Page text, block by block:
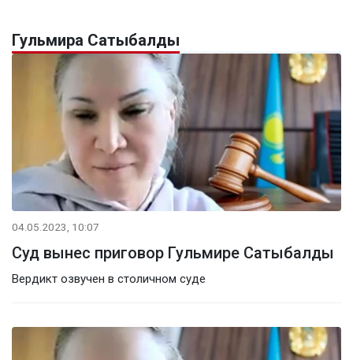
Гульмира Сатыбалды
04.05.2023, 10:07
Суд вынес приговор Гульмире Сатыбалды
Вердикт озвучен в столичном суде